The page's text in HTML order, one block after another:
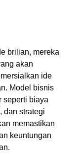
brilian, mereka
akan
ide
Model bisnis
seperti biaya
dan strategi
memastikan
keuntungan